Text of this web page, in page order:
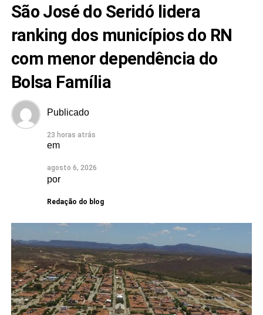
a ALRN em 2026
São José do Seridó lidera
ranking dos municípios do RN
com menor dependência do
Bolsa Família
Publicado
23 horas atrás
em
agosto 6, 2026
por
Redação do blog